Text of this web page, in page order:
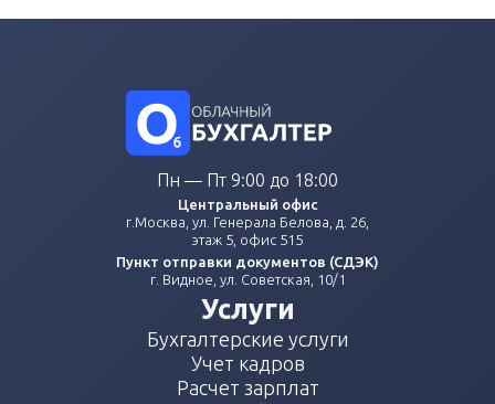
Пн — Пт 9:00 до 18:00
Центральный офис
г.Москва, ул. Генерала Белова, д. 26,
этаж 5, офис 515
Пункт отправки документов (СДЭК)
г. Видное, ул. Советская, 10/1
Услуги
Бухгалтерские услуги
Учет кадров
Расчет зарплат